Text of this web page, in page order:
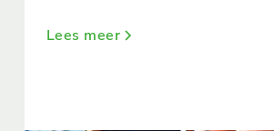
Wandelvrouw.nl liep samen met
Lees meer